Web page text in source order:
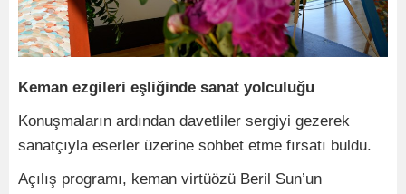
Keman ezgileri eşliğinde sanat yolculuğu
Konuşmaların ardından davetliler sergiyi gezerek
sanatçıyla eserler üzerine sohbet etme fırsatı buldu.
Açılış programı, keman virtüözü Beril Sun’un